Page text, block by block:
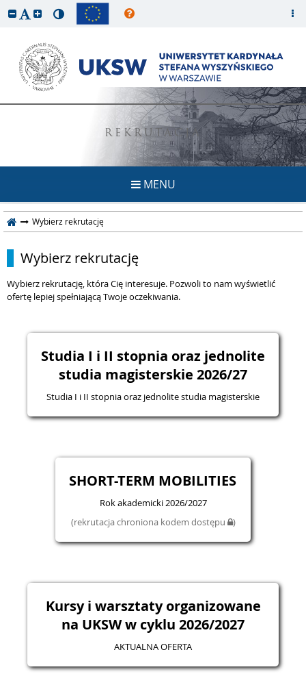
REKRUTACJA
MENU
Wybierz rekrutację
Wybierz rekrutację
Wybierz rekrutację, która Cię interesuje. Pozwoli to nam wyświetlić
ofertę lepiej spełniającą Twoje oczekiwania.
Studia I i II stopnia oraz jednolite
studia magisterskie 2026/27
Studia I i II stopnia oraz jednolite studia magisterskie
SHORT-TERM MOBILITIES
Rok akademicki 2026/2027
(rekrutacja chroniona kodem dostępu
)
Kursy i warsztaty organizowane
na UKSW w cyklu 2026/2027
AKTUALNA OFERTA